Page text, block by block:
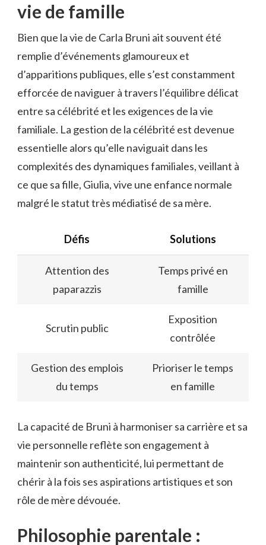
vie de famille
Bien que la vie de Carla Bruni ait souvent été
remplie d’événements glamoureux et
d’apparitions publiques, elle s’est constamment
efforcée de naviguer à travers l’équilibre délicat
entre sa célébrité et les exigences de la vie
familiale. La gestion de la célébrité est devenue
essentielle alors qu’elle naviguait dans les
complexités des dynamiques familiales, veillant à
ce que sa fille, Giulia, vive une enfance normale
malgré le statut très médiatisé de sa mère.
Défis Solutions
Attention des
paparazzis
Temps privé en
famille
Scrutin public
Exposition
contrôlée
Gestion des emplois
du temps
Prioriser le temps
en famille
La capacité de Bruni à harmoniser sa carrière et sa
vie personnelle reflète son engagement à
maintenir son authenticité, lui permettant de
chérir à la fois ses aspirations artistiques et son
rôle de mère dévouée.
Philosophie parentale :